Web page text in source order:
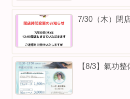
7/30（木）閉
【8/3】⁡氣功整